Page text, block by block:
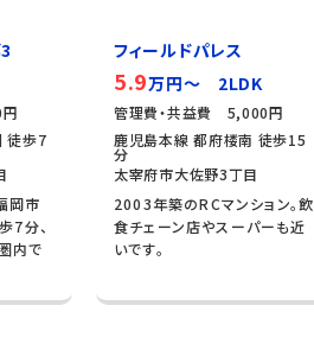
徒歩7
岡市
7分、
内で
フィールドパレス
5.9万円～ 2LDK
管理費・共益費 5,000円
鹿児島本線 都府楼南 徒歩15
分
太宰府市大佐野3丁目
2003年築のRCマンション。飲
食チェーン店やスーパーも近
いです。